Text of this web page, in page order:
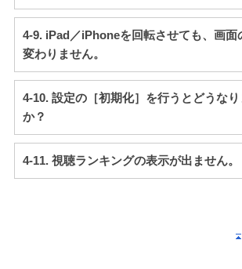
4-9. iPad／iPhoneを回転させても、画面
変わりません。
4-10. 設定の［初期化］を行うとどうな
か？
4-11. 視聴ランキングの表示が出ません。